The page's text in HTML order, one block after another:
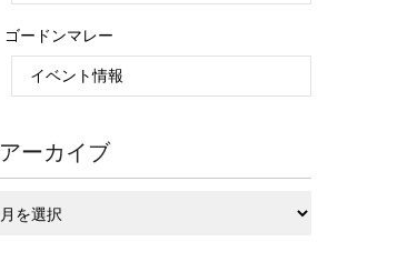
ゴードンマレー
イベント情報
アーカイブ